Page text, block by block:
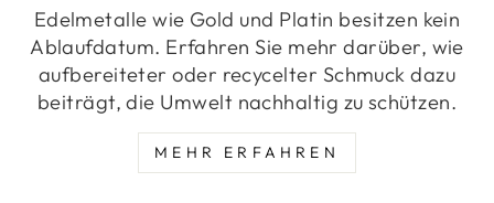
Edelmetalle wie Gold und Platin besitzen kein
Ablaufdatum. Erfahren Sie mehr darüber, wie
aufbereiteter oder recycelter Schmuck dazu
beiträgt, die Umwelt nachhaltig zu schützen.
MEHR ERFAHREN